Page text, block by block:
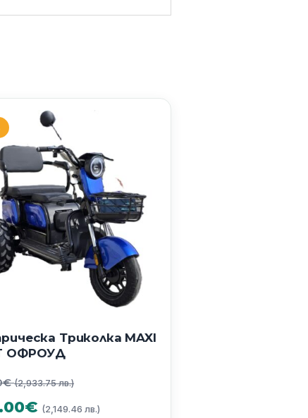
Триколка MAXI
ОФРОУД
€ (2,933.75 лв.)Original
price
€ (2,149.46 лв.)